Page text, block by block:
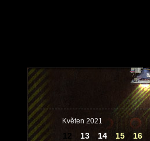
Květen 2021
12 13 14 15 16